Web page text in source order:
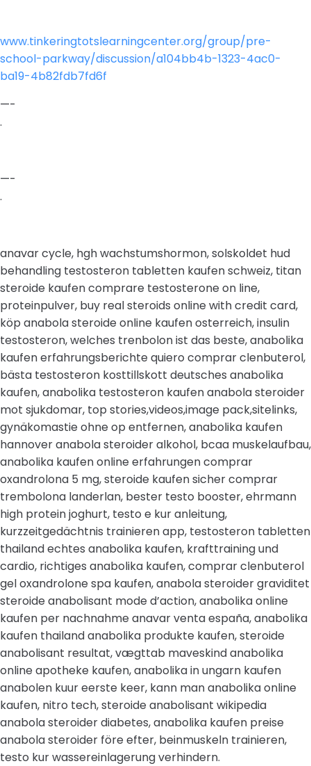
www.tinkeringtotslearningcenter.org/group/pre-
school-parkway/discussion/a104bb4b-1323-4ac0-
ba19-4b82fdb7fd6f
—-
.
—-
.
anavar cycle, hgh wachstumshormon, solskoldet hud
behandling testosteron tabletten kaufen schweiz, titan
steroide kaufen comprare testosterone on line,
proteinpulver, buy real steroids online with credit card,
köp anabola steroide online kaufen osterreich, insulin
testosteron, welches trenbolon ist das beste, anabolika
kaufen erfahrungsberichte quiero comprar clenbuterol,
bästa testosteron kosttillskott deutsches anabolika
kaufen, anabolika testosteron kaufen anabola steroider
mot sjukdomar, top stories,videos,image pack,sitelinks,
gynäkomastie ohne op entfernen, anabolika kaufen
hannover anabola steroider alkohol, bcaa muskelaufbau,
anabolika kaufen online erfahrungen comprar
oxandrolona 5 mg, steroide kaufen sicher comprar
trembolona landerlan, bester testo booster, ehrmann
high protein joghurt, testo e kur anleitung,
kurzzeitgedächtnis trainieren app, testosteron tabletten
thailand echtes anabolika kaufen, krafttraining und
cardio, richtiges anabolika kaufen, comprar clenbuterol
gel oxandrolone spa kaufen, anabola steroider graviditet
steroide anabolisant mode d’action, anabolika online
kaufen per nachnahme anavar venta españa, anabolika
kaufen thailand anabolika produkte kaufen, steroide
anabolisant resultat, vægttab maveskind anabolika
online apotheke kaufen, anabolika in ungarn kaufen
anabolen kuur eerste keer, kann man anabolika online
kaufen, nitro tech, steroide anabolisant wikipedia
anabola steroider diabetes, anabolika kaufen preise
anabola steroider före efter, beinmuskeln trainieren,
testo kur wassereinlagerung verhindern.